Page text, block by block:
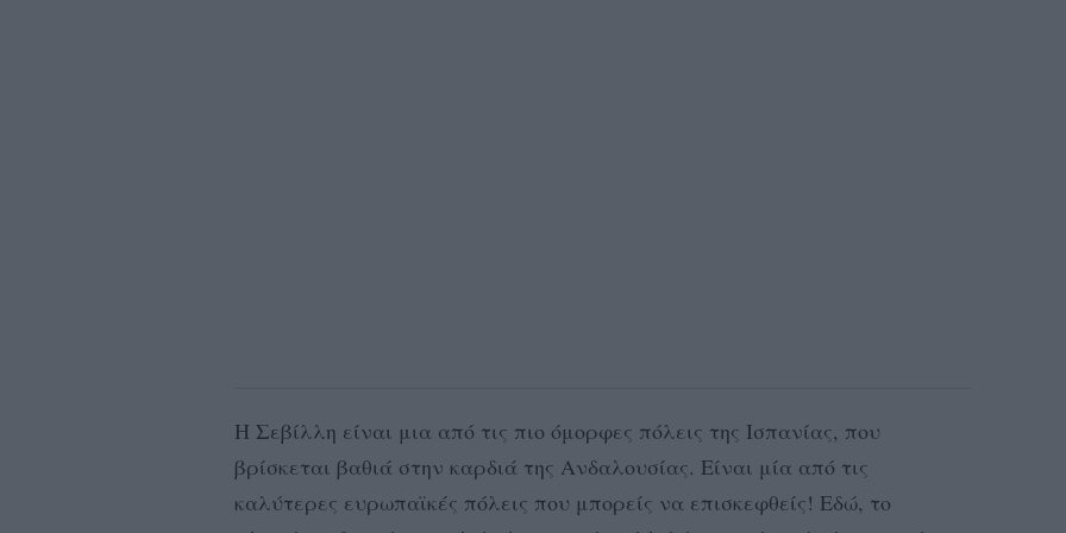
Η Σεβίλλη είναι μια από τις πιο όμορφες πόλεις της Ισπανίας, που
βρίσκεται βαθιά στην καρδιά της Ανδαλουσίας. Είναι μία από τις
καλύτερες ευρωπαϊκές πόλεις που μπορείς να επισκεφθείς! Εδώ, το